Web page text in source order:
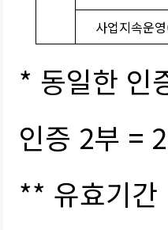
사업지속운
* 동일한 인
인증 2부 =
** 유효기간